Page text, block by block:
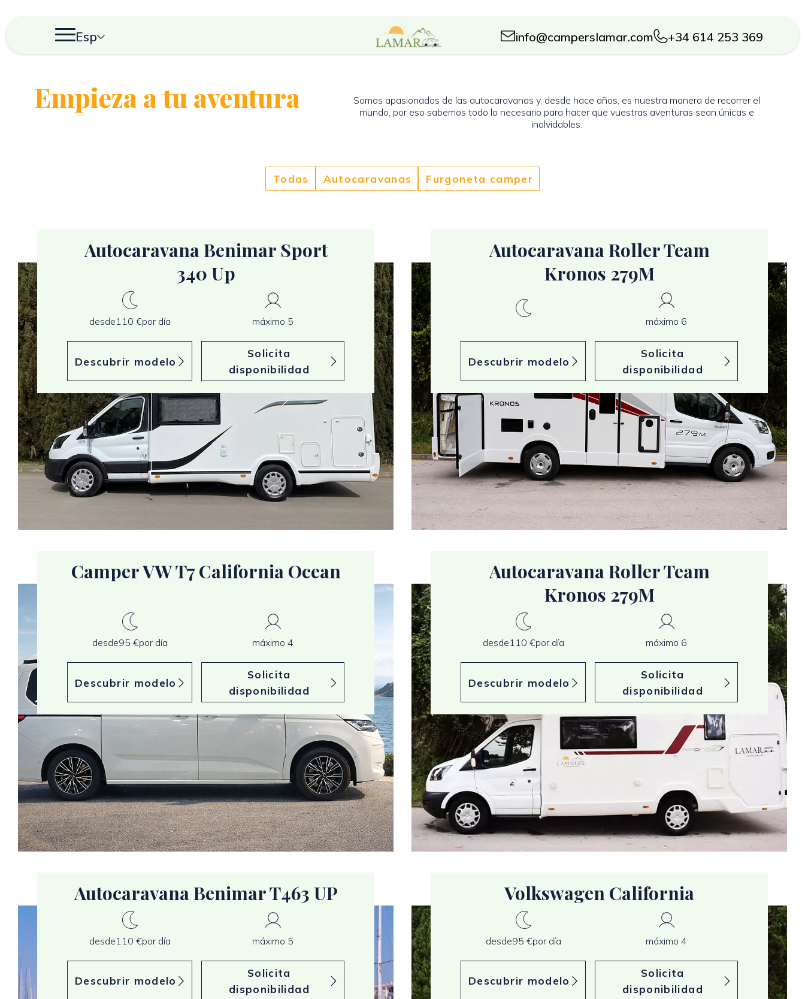
Esp info@camperslamar.com +34 614 253 369
Empieza a tu aventura
Somos apasionados de las autocaravanas y, desde hace años, es nuestra manera de recorrer el
mundo, por eso sabemos todo lo necesario para hacer que vuestras aventuras sean únicas e
inolvidables.
Todas Autocaravanas Furgoneta camper
Autocaravana Benimar Sport
340 Up
desde110 €por día máximo 5
Descubrir modelo
Solicita
disponibilidad
Autocaravana Roller Team
Kronos 279M
máximo 6
Descubrir modelo
Solicita
disponibilidad
Camper VW T7 California Ocean
desde95 €por día máximo 4
Descubrir modelo
Solicita
disponibilidad
Autocaravana Roller Team
Kronos 279M
desde110 €por día máximo 6
Descubrir modelo
Solicita
disponibilidad
Autocaravana Benimar T463 UP
desde110 €por día máximo 5
Descubrir modelo
Solicita
disponibilidad
Volkswagen California
desde95 €por día máximo 4
Descubrir modelo
Solicita
disponibilidad